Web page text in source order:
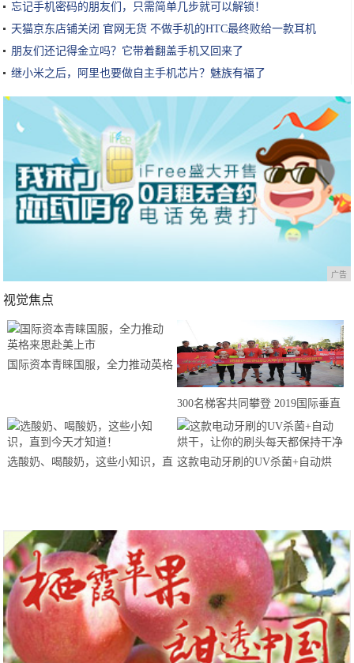
忘记手机密码的朋友们，只需简单几步就可以解锁！
天猫京东店铺关闭 官网无货 不做手机的HTC最终败给一款耳机
朋友们还记得金立吗？它带着翻盖手机又回来了
继小米之后，阿里也要做自主手机芯片？魅族有福了
广告
视觉焦点
国际资本青睐国服，全力推动英格
300名梯客共同攀登 2019国际垂直
马拉松超级精英赛顺德海骏达中心
站欢乐开跑
选酸奶、喝酸奶，这些小知识，直 这款电动牙刷的UV杀菌+自动烘